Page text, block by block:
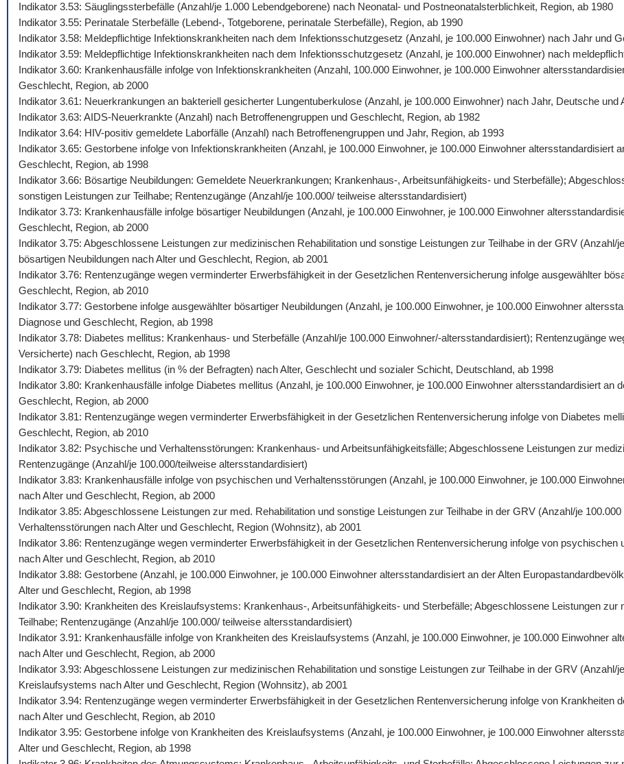
Indikator 3.53: Säuglingssterbefälle (Anzahl/je 1.000 Lebendgeborene) nach Neonatal- und Postneonatalsterblichkeit, Region, ab 1980
Indikator 3.55: Perinatale Sterbefälle (Lebend-, Totgeborene, perinatale Sterbefälle), Region, ab 1990
Indikator 3.58: Meldepflichtige Infektionskrankheiten nach dem Infektionsschutzgesetz (Anzahl, je 100.000 Einwohner) nach Jahr und
Indikator 3.59: Meldepflichtige Infektionskrankheiten nach dem Infektionsschutzgesetz (Anzahl, je 100.000 Einwohner) nach
Indikator 3.60: Krankenhausfälle infolge von Infektionskrankheiten (Anzahl, 100.000 Einwohner, je 100.000 Einwohner
Geschlecht, Region, ab 2000
Indikator 3.61: Neuerkrankungen an bakteriell gesicherter Lungentuberkulose (Anzahl, je 100.000 Einwohner) nach Jahr, Deutsche und
Indikator 3.63: AIDS-Neuerkrankte (Anzahl) nach Betroffenengruppen und Geschlecht, Region, ab 1982
Indikator 3.64: HIV-positiv gemeldete Laborfälle (Anzahl) nach Betroffenengruppen und Jahr, Region, ab 1993
Indikator 3.65: Gestorbene infolge von Infektionskrankheiten (Anzahl, je 100.000 Einwohner, je 100.000 Einwohner altersstandardisiert
Geschlecht, Region, ab 1998
Indikator 3.66: Bösartige Neubildungen: Gemeldete Neuerkrankungen; Krankenhaus-, Arbeitsunfähigkeits- und Sterbefälle);
sonstigen Leistungen zur Teilhabe; Rentenzugänge (Anzahl/je 100.000/ teilweise altersstandardisiert)
Indikator 3.73: Krankenhausfälle infolge bösartiger Neubildungen (Anzahl, je 100.000 Einwohner, je 100.000 Einwohner
Geschlecht, Region, ab 2000
Indikator 3.75: Abgeschlossene Leistungen zur medizinischen Rehabilitation und sonstige Leistungen zur Teilhabe in der GRV
bösartigen Neubildungen nach Alter und Geschlecht, Region, ab 2001
Indikator 3.76: Rentenzugänge wegen verminderter Erwerbsfähigkeit in der Gesetzlichen Rentenversicherung infolge ausgewählter
Geschlecht, Region, ab 2010
Indikator 3.77: Gestorbene infolge ausgewählter bösartiger Neubildungen (Anzahl, je 100.000 Einwohner, je 100.000 Einwohner
Diagnose und Geschlecht, Region, ab 1998
Indikator 3.78: Diabetes mellitus: Krankenhaus- und Sterbefälle (Anzahl/je 100.000 Einwohner/-altersstandardisiert); Rentenzugänge
Versicherte) nach Geschlecht, Region, ab 1998
Indikator 3.79: Diabetes mellitus (in % der Befragten) nach Alter, Geschlecht und sozialer Schicht, Deutschland, ab 1998
Indikator 3.80: Krankenhausfälle infolge Diabetes mellitus (Anzahl, je 100.000 Einwohner, je 100.000 Einwohner altersstandardisiert an
Geschlecht, Region, ab 2000
Indikator 3.81: Rentenzugänge wegen verminderter Erwerbsfähigkeit in der Gesetzlichen Rentenversicherung infolge von Diabetes
Geschlecht, Region, ab 2010
Indikator 3.82: Psychische und Verhaltensstörungen: Krankenhaus- und Arbeitsunfähigkeitsfälle; Abgeschlossene Leistungen zur
Rentenzugänge (Anzahl/je 100.000/teilweise altersstandardisiert)
Indikator 3.83: Krankenhausfälle infolge von psychischen und Verhaltensstörungen (Anzahl, je 100.000 Einwohner, je 100.000
nach Alter und Geschlecht, Region, ab 2000
Indikator 3.85: Abgeschlossene Leistungen zur med. Rehabilitation und sonstige Leistungen zur Teilhabe in der GRV (Anzahl/je
Verhaltensstörungen nach Alter und Geschlecht, Region (Wohnsitz), ab 2001
Indikator 3.86: Rentenzugänge wegen verminderter Erwerbsfähigkeit in der Gesetzlichen Rentenversicherung infolge von
nach Alter und Geschlecht, Region, ab 2010
Indikator 3.88: Gestorbene (Anzahl, je 100.000 Einwohner, je 100.000 Einwohner altersstandardisiert an der Alten
Alter und Geschlecht, Region, ab 1998
Indikator 3.90: Krankheiten des Kreislaufsystems: Krankenhaus-, Arbeitsunfähigkeits- und Sterbefälle; Abgeschlossene Leistungen
Teilhabe; Rentenzugänge (Anzahl/je 100.000/ teilweise altersstandardisiert)
Indikator 3.91: Krankenhausfälle infolge von Krankheiten des Kreislaufsystems (Anzahl, je 100.000 Einwohner, je 100.000 Einwohner
nach Alter und Geschlecht, Region, ab 2000
Indikator 3.93: Abgeschlossene Leistungen zur medizinischen Rehabilitation und sonstige Leistungen zur Teilhabe in der GRV
Kreislaufsystems nach Alter und Geschlecht, Region (Wohnsitz), ab 2001
Indikator 3.94: Rentenzugänge wegen verminderter Erwerbsfähigkeit in der Gesetzlichen Rentenversicherung infolge von Krankheiten
nach Alter und Geschlecht, Region, ab 2010
Indikator 3.95: Gestorbene infolge von Krankheiten des Kreislaufsystems (Anzahl, je 100.000 Einwohner, je 100.000 Einwohner
Alter und Geschlecht, Region, ab 1998